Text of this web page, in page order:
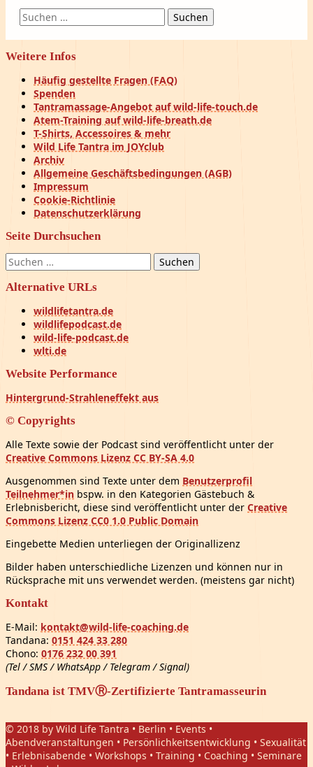
Suchen
nach:
Weitere Infos
Häufig gestellte Fragen (FAQ)
Spenden
Tantramassage-Angebot auf wild-life-touch.de
Atem-Training auf wild-life-breath.de
T-Shirts, Accessoires & mehr
Wild Life Tantra im JOYclub
Archiv
Allgemeine Geschäftsbedingungen (AGB)
Impressum
Cookie-Richtlinie
Datenschutzerklärung
Seite Durchsuchen
Suchen
nach:
Alternative URLs
wildlifetantra.de
wildlifepodcast.de
wild-life-podcast.de
wlti.de
Website Performance
Hintergrund-Strahleneffekt aus
© Copyrights
Alle Texte sowie der Podcast sind veröffentlicht unter der
Creative Commons Lizenz CC BY-SA 4.0
Ausgenommen sind Texte unter dem Benutzerprofil
Teilnehmer*in bspw. in den Kategorien Gästebuch &
Erlebnisbericht, diese sind veröffentlicht unter der Creative
Commons Lizenz CC0 1.0 Public Domain
Eingebette Medien unterliegen der Originallizenz
Bilder haben unterschiedliche Lizenzen und können nur in
Rücksprache mit uns verwendet werden. (meistens gar nicht)
Kontakt
E-Mail: kontakt@wild-life-coaching.de
Tandana: 0151 424 33 280
Chono: 0176 232 00 391
(Tel / SMS / WhatsApp / Telegram / Signal)
Tandana ist TMVⓇ-Zertifizierte Tantramasseurin
© 2018 by Wild Life Tantra • Berlin • Events •
Abendveranstaltungen • Persönlichkeitsentwicklung • Sexualität
• Erlebnisabende • Workshops • Training • Coaching • Seminare